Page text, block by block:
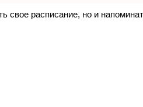
свое расписание, но и